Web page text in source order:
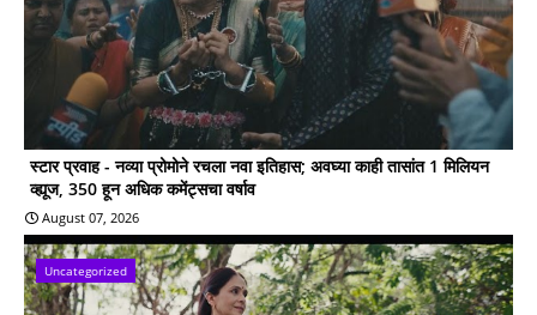
स्टार प्रवाह - नव्या प्रोमोने रचला नवा इतिहास; अवघ्या काही तासांत 1 मिलियन
व्ह्यूज, 350 हून अधिक कमेंट्सचा वर्षाव
August 07, 2026
Uncategorized